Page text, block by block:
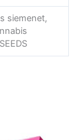
siemenet,